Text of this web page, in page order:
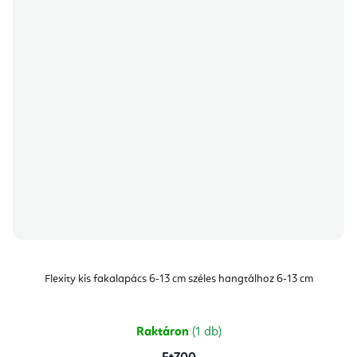
Flexity kis fakalapács 6-13 cm széles hangtálhoz 6-13 cm
Raktáron (1 db)